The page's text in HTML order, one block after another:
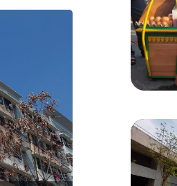
Manis
Bang